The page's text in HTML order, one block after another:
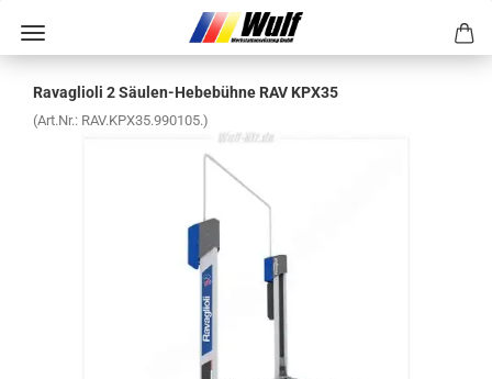
Ra­vaglio­li 2 Säulen-​​He­be­büh­ne RAV KPX35
(Art.Nr.: RAV.KPX35.990105.)